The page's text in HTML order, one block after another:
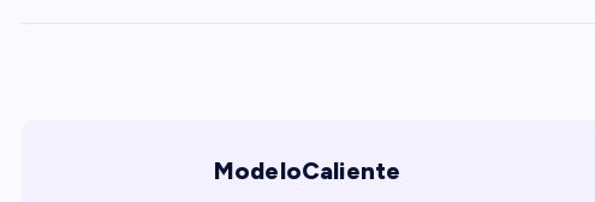
ModeloCaliente